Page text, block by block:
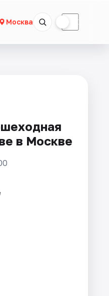
Москва ☾
в Москве